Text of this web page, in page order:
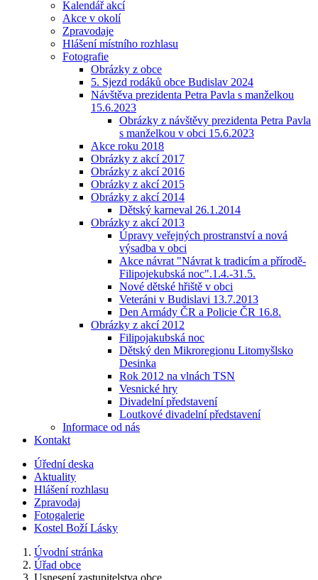
Kalendář akcí
Akce v okolí
Zpravodaje
Hlášení místního rozhlasu
Fotografie
Obrázky z obce
5. Sjezd rodáků obce Budislav 2024
Návštěva prezidenta Petra Pavla s manželkou
15.6.2023
Obrázky z návštěvy prezidenta Petra Pavla
s manželkou v obci 15.6.2023
Akce roku 2018
Obrázky z akcí 2017
Obrázky z akcí 2016
Obrázky z akcí 2015
Obrázky z akcí 2014
Dětský karneval 26.1.2014
Obrázky z akcí 2013
Úpravy veřejných prostranství a nová
výsadba v obci
Akce návrat "Návrat k tradicím a přírodě-
Filipojekubská noc".1.4.-31.5.
Nové dětské hřiště v obci
Veteráni v Budislavi 13.7.2013
Den Armády ČR a Policie ČR 16.8.
Obrázky z akcí 2012
Filipojakubská noc
Dětský den Mikroregionu Litomyšlsko
Desinka
Rok 2012 na vlnách TSN
Vesnické hry
Divadelní představení
Loutkové divadelní představení
Informace od nás
Kontakt
Úřední deska
Aktuality
Hlášení rozhlasu
Zpravodaj
Fotogalerie
Kostel Boží Lásky
Úvodní stránka
Úřad obce
Usnesení zastupitelstva obce